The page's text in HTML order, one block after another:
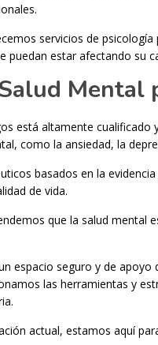
servicios de
puedan estar afectando su
Mental
está altamente
como la ansiedad, la
basados en la
de vida.
que la salud
espacio seguro y de
las herramientas y
actual, estamos aquí